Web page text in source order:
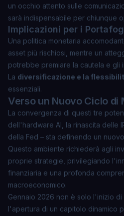
un occhio attento sulle
sarà indispensabile per chiunque
Implicazioni per i
Una politica monetaria
asset più rischiosi, mentre un
potrebbe premiare la cautela e gli
La diversificazione e la
essenziali.
Verso un Nuovo Ciclo di
La convergenza di questi tre
dell'hardware AI, la rinascita delle
della Fed – sta definendo un
Questo ambiente richiederà agli
proprie strategie, privilegiando
finanziaria e una profonda
macroeconomico.
Gennaio 2026 non è solo l'inizio di
l'apertura di un capitolo dinamico